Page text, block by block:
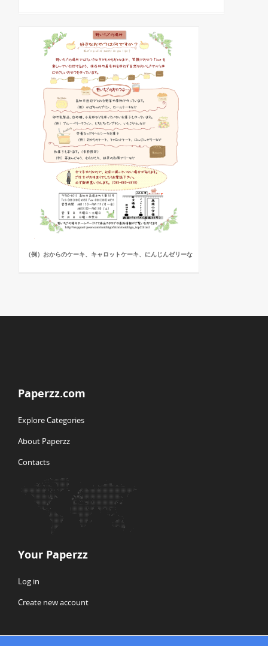
（例）おからのケーキ、キャロットケーキ、にんじんゼリーな
Paperzz.com
Explore Categories
About Paperzz
Contacts
Your Paperzz
Log in
Create new account